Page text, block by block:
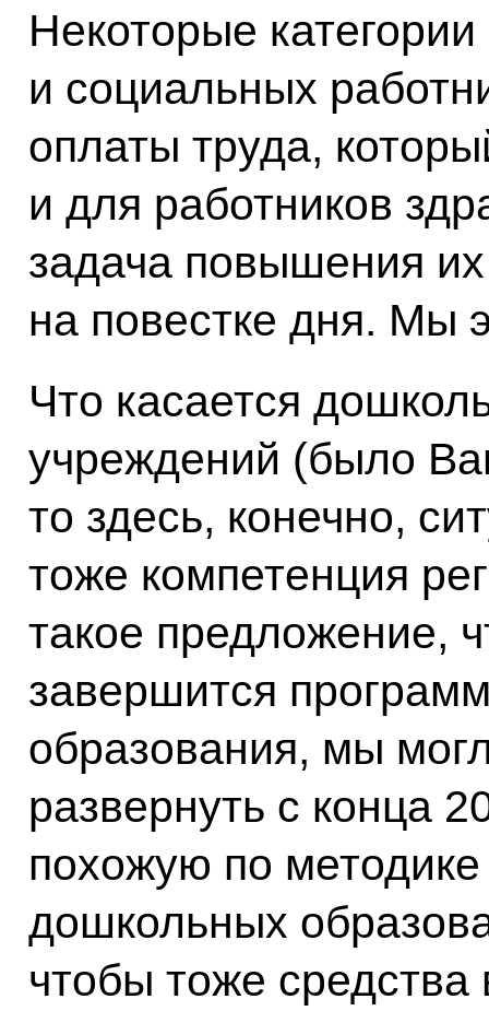
Некоторые категории
и социальных
оплаты труда,
и для работников
задача повышения
на повестке дня. Мы
Что касается
учреждений (было
то здесь, конечно,
тоже компетенция
такое предложение,
завершится
образования, мы
развернуть с конца
похожую по
дошкольных
чтобы тоже